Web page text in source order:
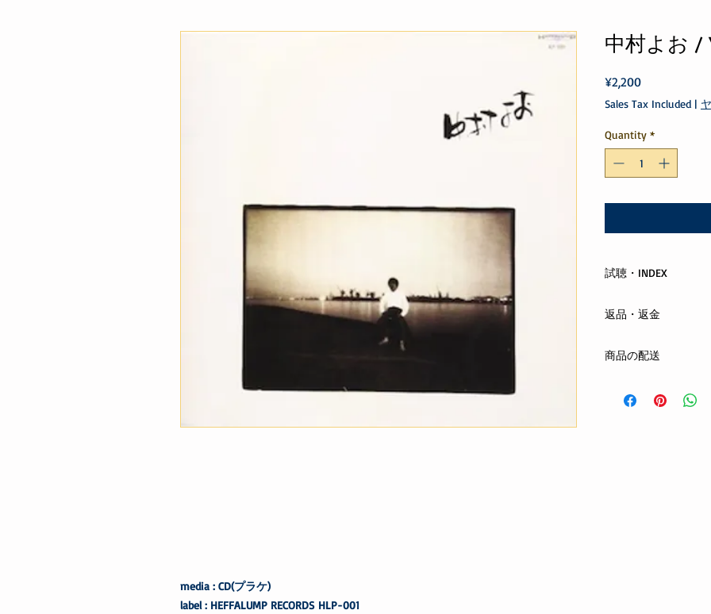
media : CD(プラケ)
label : HEFFALUMP RECORDS HLP-001
中村よお /
¥2,200Price
Sales Tax Included |
Quantity *
試聴・INDEX
Hoy-HoyRecordsINDEX
返品・返金
する商品の欠陥や不
お客さまの都合によ
商品の配送
全国一律 300円